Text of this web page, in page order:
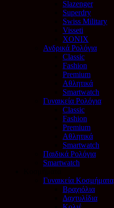
Slazenger
Superdry
Swiss Military
Visseti
XONIX
Ανδρικά Ρολόγια
Classic
Fashion
Premium
Αθλητικά
Smartwatch
Γυναικεία Ρολόγια
Classic
Fashion
Premium
Αθλητικά
Smartwatch
Παιδικά Ρολόγια
Smartwatch
Γυναικεία Κοσμήματα
Βραχιόλια
Δαχτυλίδια